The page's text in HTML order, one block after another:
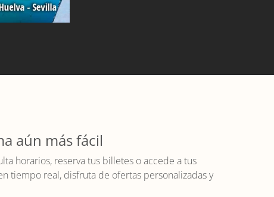
aún más fácil
horarios, reserva tus billetes o accede a tus
tiempo real, disfruta de ofertas personalizadas y